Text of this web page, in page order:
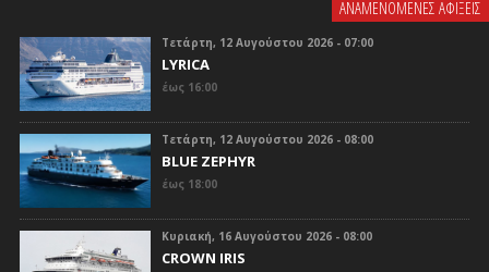
ΑΝΑΜΕΝΟΜΕΝΕΣ ΑΦΙΞΕΙΣ
Τετάρτη, 12 Αυγούστου 2026 - 07:00
LYRICA
έως 16:00
Τετάρτη, 12 Αυγούστου 2026 - 08:00
BLUE ZEPHYR
έως 18:00
Κυριακή, 16 Αυγούστου 2026 - 08:00
CROWN IRIS